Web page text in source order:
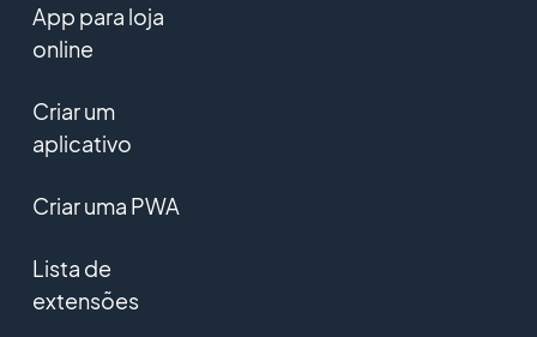
App para loja
online
Criar um
aplicativo
Criar uma PWA
Lista de
extensões